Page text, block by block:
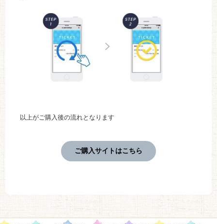
以上がご購入後の流れとなります
ご購入サイトはこちら
投